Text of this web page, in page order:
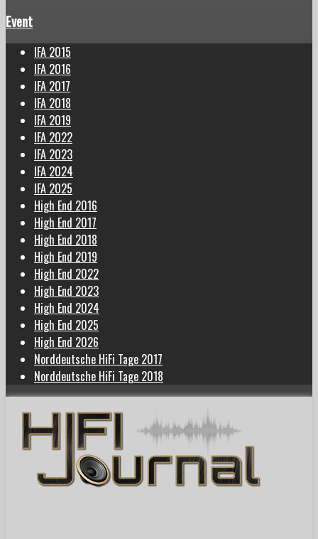
Event
IFA 2015
IFA 2016
IFA 2017
IFA 2018
IFA 2019
IFA 2022
IFA 2023
IFA 2024
IFA 2025
High End 2016
High End 2017
High End 2018
High End 2019
High End 2022
High End 2023
High End 2024
High End 2025
High End 2026
Norddeutsche HiFi Tage 2017
Norddeutsche HiFi Tage 2018